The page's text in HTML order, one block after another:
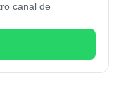
canal de